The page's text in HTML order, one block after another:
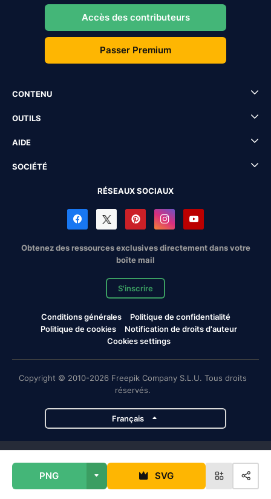
PNG SVG
Accès des contributeurs
Passer Premium
CONTENU
OUTILS
AIDE
SOCIÉTÉ
RÉSEAUX SOCIAUX
Obtenez des ressources exclusives directement dans votre
boîte mail
S'inscrire
Conditions générales
Politique de confidentialité
Politique de cookies
Notification de droits d'auteur
Cookies settings
Copyright © 2010-2026 Freepik Company S.L.U. Tous droits
réservés.
Français